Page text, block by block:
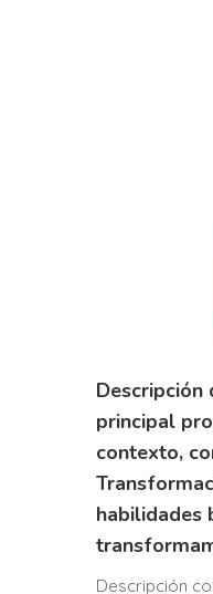
Descripción
principal
contexto,
habilidades
Descripción